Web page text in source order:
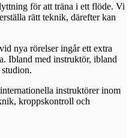
för att träna i ett flöde. Vi
rätt teknik, därefter kan
nya rörelser ingår ett extra
Ibland med instruktör, ibland
instruktörer inom
kroppskontroll och